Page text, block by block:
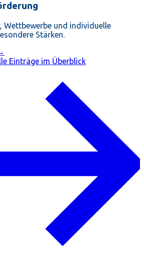
Wettbewerbe und individuelle
Stärken.
Einträge im Überblick